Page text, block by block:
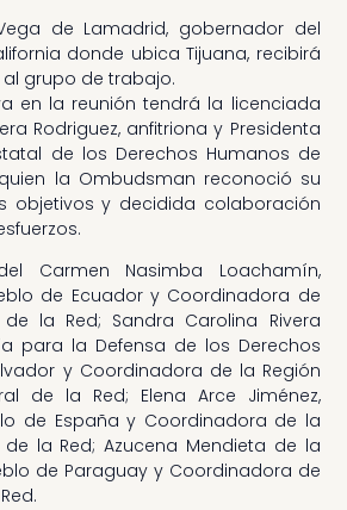
de Lamadrid, gobernador del
donde ubica Tijuana, recibirá
grupo de trabajo.
en la reunión tendrá la licenciada
Rodriguez, anfitriona y Presidenta
de los Derechos Humanos de
la Ombudsman reconoció su
objetivos y decidida colaboración
Carmen Nasimba Loachamín,
de Ecuador y Coordinadora de
la Red; Sandra Carolina Rivera
para la Defensa de los Derechos
y Coordinadora de la Región
de la Red; Elena Arce Jiménez,
de España y Coordinadora de la
la Red; Azucena Mendieta de la
de Paraguay y Coordinadora de